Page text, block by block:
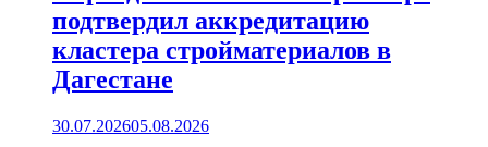
подтвердил аккредитацию
кластера стройматериалов в
Дагестане
30.07.202605.08.2026